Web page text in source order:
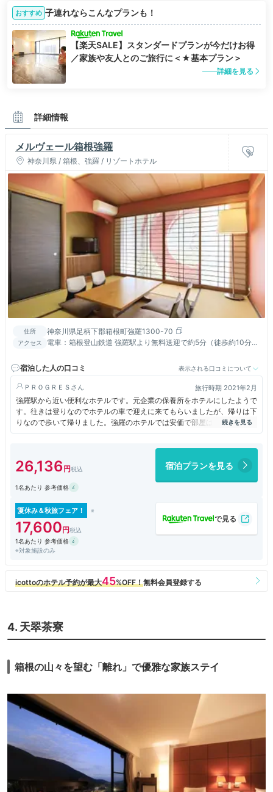
おすすめ 子連れならこんなプランも！
【楽天SALE】スタンダードプランが今だけお得
／家族や友人とのご旅行に＜★基本プラン＞
詳細を見る
詳細情報
メルヴェール箱根強羅
神奈川県 / 箱根、強羅 / リゾートホテル
住所 神奈川県足柄下郡箱根町強羅1300-70
アクセス
電車：箱根登山鉄道 強羅駅より無料送迎で約5分（徒歩約10分）
宿泊した人の口コミ
表示される口コミについて
ＰＲＯＧＲＥＳ 旅行時期 2021年2月
強羅駅から近い便利なホテルです。元企業の保養所をホテルにしたようで
す。往きは登りなのでホテルの車で迎えに来てもらいましたが、帰りは下
りなので歩いて帰りました。強羅のホテルでは安価で部屋は広く綺麗です
が、もと保養所なのでリゾート感はありません。温泉も広いですが、機能
東京からアクセスしやすいので、テレワークにも最適だと感じました。実
際、それらしき一人で来ている宿泊者もレストランで見かけました。
26,136 宿泊プランを見る
1名あたり 参考価格
夏休み＆秋旅フェア！
17,600
1名あたり 参考価格
※対象施設のみ
4. 天翠茶寮
箱根の山々を望む「離れ」で優雅な家族ステイ